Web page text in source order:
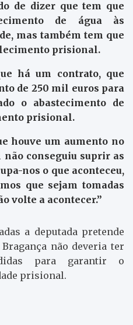
de dizer que tem que
de água às
mas também tem que
prisional.
há um contrato, que
de 250 mil euros para
o abastecimento de
prisional.
houve um aumento no
não conseguiu suprir as
nos o que aconteceu,
que sejam tomadas
volte a acontecer.”
a deputada pretende
não deveria ter
para garantir o
prisional.